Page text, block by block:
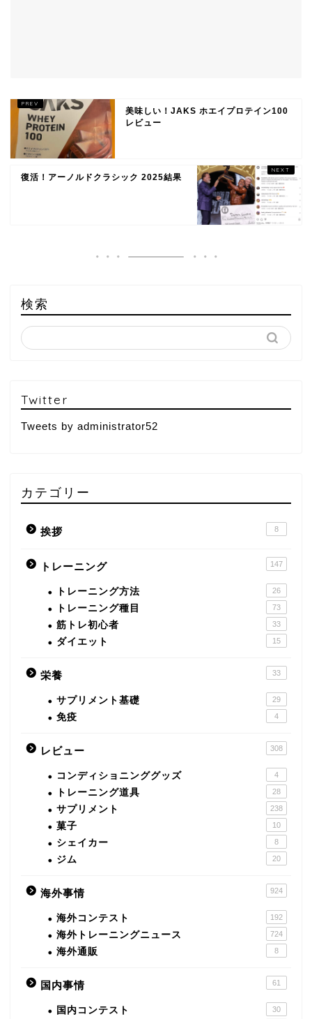
美味しい！JAKS ホエイプロテイン100
レビュー
復活！アーノルドクラシック 2025結果
検索
Twitter
Tweets by administrator52
カテゴリー
挨拶 8
トレーニング 147
トレーニング方法 26
トレーニング種目 73
筋トレ初心者 33
ダイエット 15
栄養 33
サプリメント基礎 29
免疫 4
レビュー 308
コンディショニンググッズ 4
トレーニング道具 28
サプリメント 238
菓子 10
シェイカー 8
ジム 20
海外事情 924
海外コンテスト 192
海外トレーニングニュース 724
海外通販 8
国内事情 61
国内コンテスト 30